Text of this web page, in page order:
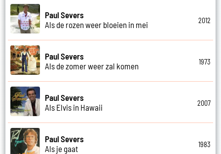
Paul Severs
Als de rozen weer bloeien in mei
2012
Paul Severs
Als de zomer weer zal komen
1973
Paul Severs
Als Elvis in Hawaii
2007
Paul Severs
Als je gaat
1983